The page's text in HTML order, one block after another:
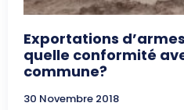
Exportations
quelle conformité
commune?
30 Novembre 2018